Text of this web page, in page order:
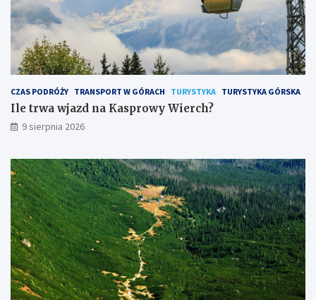
,
k
t
ó
e
n
i
e
l
i
ą
d
ł
u
g
i
e
g
o
CZAS PODRÓŻY TRANSPORT W GÓRACH TURYSTYKA TURYSTYKA GÓRSKA
Ile trwa wjazd na Kasprowy Wierch?
9 sierpnia 2026